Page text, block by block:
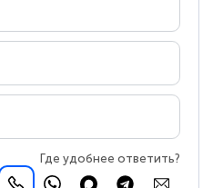
Где удобнее ответить?